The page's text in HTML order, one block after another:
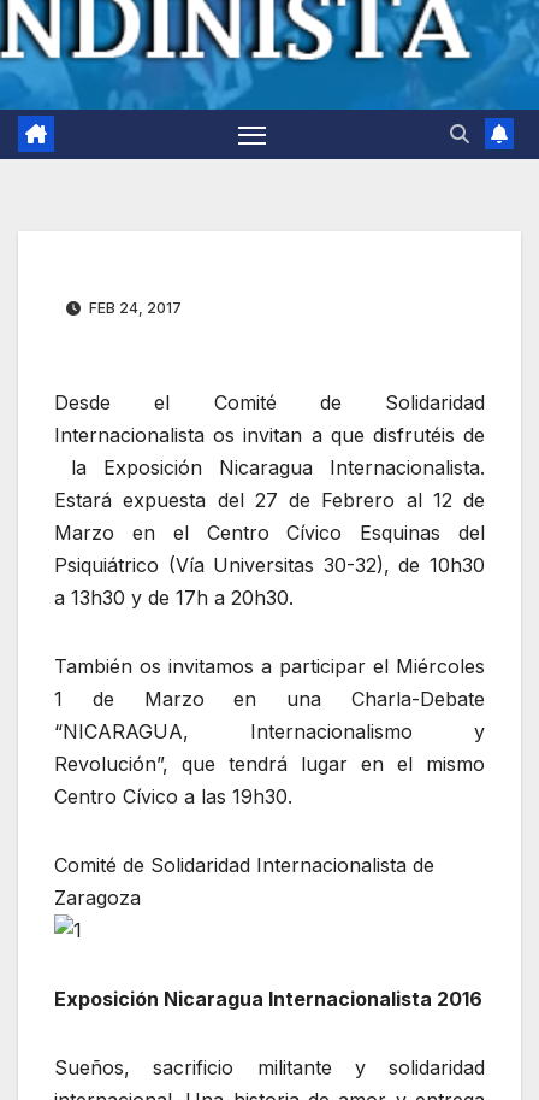
FEB 24, 2017
Desde el Comité de Solidaridad
Internacionalista os invitan a que disfrutéis de
la Exposición Nicaragua Internacionalista.
Estará expuesta del 27 de Febrero al 12 de
Marzo en el Centro Cívico Esquinas del
Psiquiátrico (Vía Universitas 30-32), de 10h30
a 13h30 y de 17h a 20h30.
También os invitamos a participar el Miércoles
1 de Marzo en una Charla-Debate
“NICARAGUA, Internacionalismo y
Revolución”, que tendrá lugar en el mismo
Centro Cívico a las 19h30.
Comité de Solidaridad Internacionalista de
Zaragoza
Exposición Nicaragua Internacionalista 2016
Sueños, sacrificio militante y solidaridad